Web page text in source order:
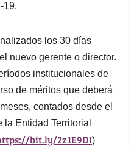
19.
los 30 días
nuevo gerente o director.
institucionales de
de méritos que deberá
contados desde el
Entidad Territorial
bit.ly/2z1E9DI)